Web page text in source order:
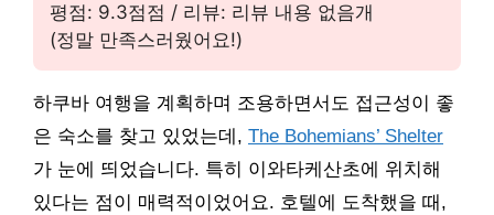
평점: 9.3점점 / 리뷰: 리뷰 내용 없음개
(정말 만족스러웠어요!)
하쿠바 여행을 계획하며 조용하면서도 접근성이 좋
은 숙소를 찾고 있었는데, The Bohemians’ Shelter
가 눈에 띄었습니다. 특히 이와타케산초에 위치해
있다는 점이 매력적이었어요. 호텔에 도착했을 때,